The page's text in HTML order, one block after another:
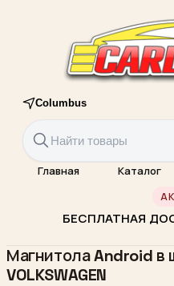
Columbus
Главная Каталог
БЕСПЛАТНАЯ
Магнитола Android в
VOLKSWAGEN